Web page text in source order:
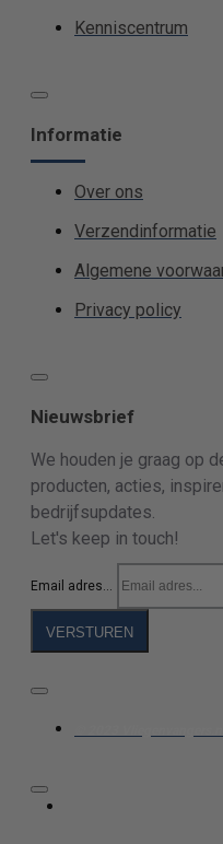
Kenniscentrum
Informatie
Over ons
Verzendinformatie
Algemene
Privacy policy
Nieuwsbrief
We houden je graag op
producten, acties,
bedrijfsupdates.
Let's keep in touch!
Email adres...
VERSTUREN